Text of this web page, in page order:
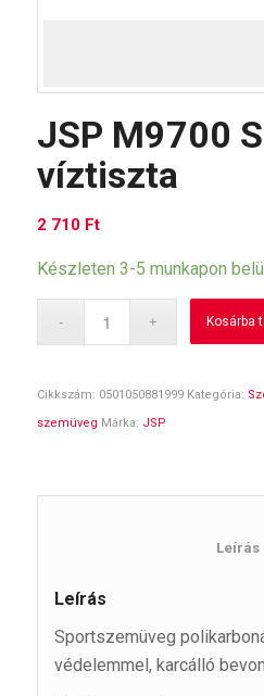
JSP M9700
víztiszta
2 710 Ft
Készleten 3-5 munkapon belül
Kosárba
Cikkszám: 0501050881999 Kategória:
szemüveg Márka: JSP
Leírás
Sportszemüveg
védelemmel, karcálló